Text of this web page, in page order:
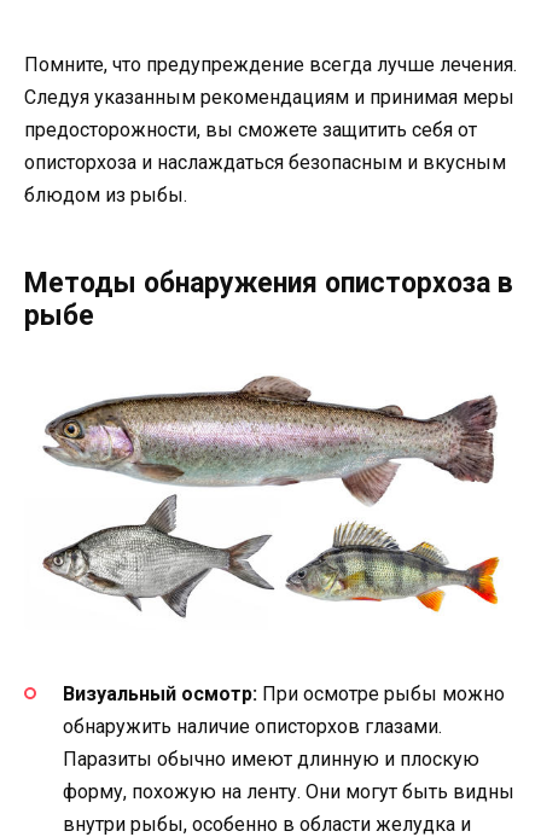
Помните, что предупреждение всегда лучше лечения.
Следуя указанным рекомендациям и принимая меры
предосторожности, вы сможете защитить себя от
описторхоза и наслаждаться безопасным и вкусным
блюдом из рыбы.
Методы обнаружения описторхоза в
рыбе
Визуальный осмотр: При осмотре рыбы можно
обнаружить наличие описторхов глазами.
Паразиты обычно имеют длинную и плоскую
форму, похожую на ленту. Они могут быть видны
внутри рыбы, особенно в области желудка и